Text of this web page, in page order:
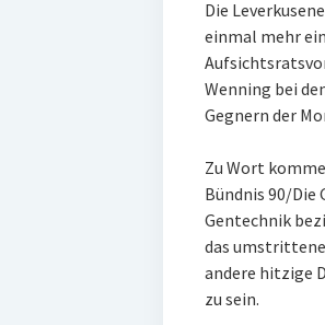
Die
einmal mehr
Wenning bei
Gegnern der
Zu Wort
Bündnis 90/Die
Gentechnik
das
andere hitzige
zu sein.